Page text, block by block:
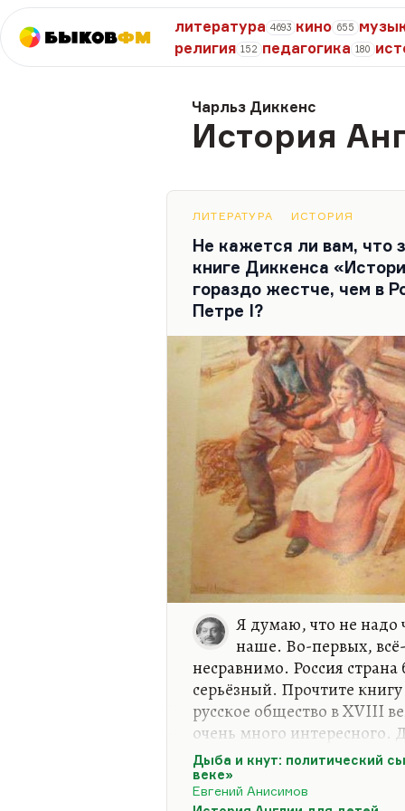
БыковФМ
литература 4693 кино 655
религия 152 педагогика 180
Чарльз Диккенс
История
ЛИТЕРАТУРА ИСТОРИЯ
Не кажется ли вам, что
книге Диккенса
гораздо жестче, чем в
Петре I?
Я думаю, что не надо
наше. Во-первых,
несравнимо. Россия
серьёзный. Прочтите
русское общество в XVIII
очень много интересного.
дело» прочтите.
Что касается, так сказать,
думаю, что в этом смысле
Дыба и кнут: политический
веке»
Евгений Анисимов